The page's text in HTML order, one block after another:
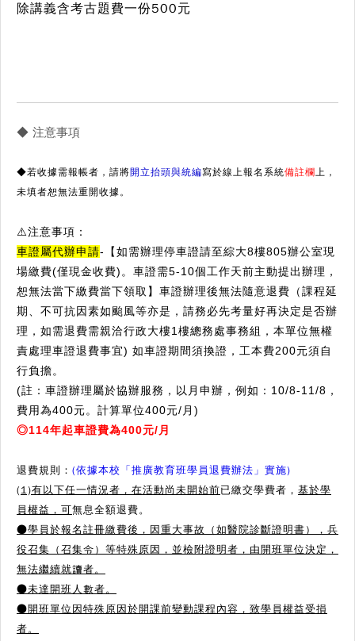
除講義含考古題費一份500元
◆ 注意事項
◆若收據需報帳者，請將開立抬頭與統編寫於線上報名系統備註欄上，
未填者恕無法重開收據。
⚠️注意事項：
車證屬代辦申請-【如需辦理停車證請至綜大8樓805辦公室現
場繳費(僅現金收費)。車證需5-10個工作天前主動提出辦理，
恕無法當下繳費當下領取】車證辦理後無法隨意退費（課程延
期、不可抗因素如颱風等亦是，請務必先考量好再決定是否辦
理，如需退費需親洽行政大樓1樓總務處事務組，本單位無權
責處理車證退費事宜) 如車證期間須換證，工本費200元須自
行負擔。
(註：車證辦理屬於協辦服務，以月申辦，例如：10/8-11/8，
費用為400元。計算單位400元/月)
◎114年起車證費為400元/月
退費規則： (依據本校「推廣教育班學員退費辦法」實施)
(1)有以下任一情況者，在活動尚未開始前已繳交學費者， 基於學
員權益，可無息全額退費。
●學員於報名註冊繳費後，因重大事故（如醫院診斷證明書），兵
役召集（召集令）等特殊原因，並檢附證明者，由開班單位決定，
無法繼續就讀者。
●未達開班人數者。
●開班單位因特殊原因於開課前變動課程內容，致學員權益受損
者。